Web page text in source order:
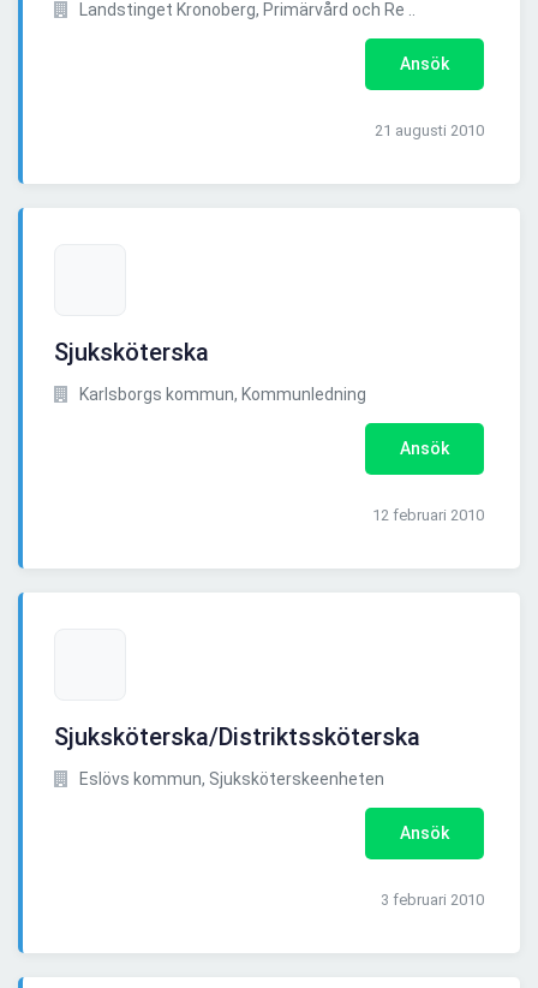
Landstinget Kronoberg, Primärvård och Re ..
Ansök
21 augusti 2010
Sjuksköterska
Karlsborgs kommun, Kommunledning
Ansök
12 februari 2010
Sjuksköterska/Distriktssköterska
Eslövs kommun, Sjuksköterskeenheten
Ansök
3 februari 2010